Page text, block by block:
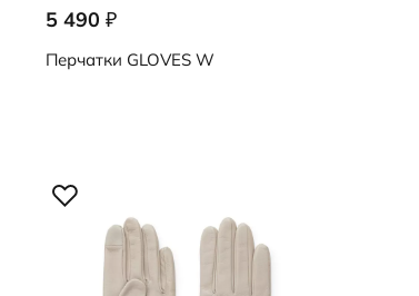
5 490 ₽
9107255/90164
Перчатки GLOVES W